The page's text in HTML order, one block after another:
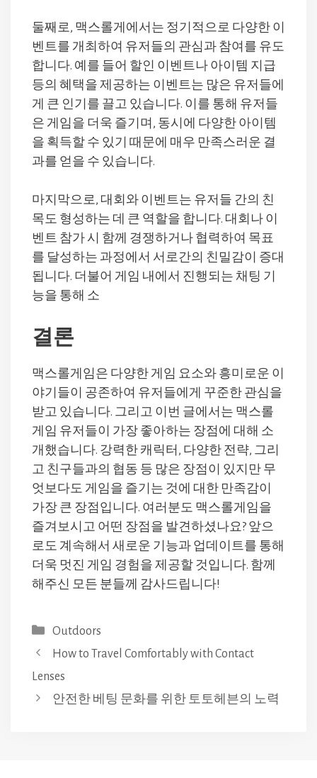
둘째로, 맥스롤게에서는 정기적으로 다양한 이
벤트를 개최하여 유저들의 관심과 참여를 유도
합니다. 예를 들어 할인 이벤트나 아이템 지급
등의 혜택을 제공하는 이벤트는 많은 유저들에
게 큰 인기를 끌고 있습니다. 이를 통해 유저들
은 게임을 더욱 즐기며, 동시에 다양한 아이템
을 획득할 수 있기 때문에 매우 만족스러운 결
과를 얻을 수 있습니다.
마지막으로, 대회와 이벤트는 유저들 간의 친
목도 형성하는 데 큰 역할을 합니다. 대회나 이
벤트 참가 시 함께 경쟁하거나 협력하여 목표
를 달성하는 과정에서 서로간의 친밀감이 증대
됩니다. 더불어 게임 내에서 진행되는 채팅 기
능을 통해 소
결론
맥스롤게임은 다양한 게임 요소와 흥미로운 이
야기들이 공존하여 유저들에게 꾸준한 관심을
받고 있습니다. 그리고 이번 글에서는 맥스롤
게임 유저들이 가장 좋아하는 장점에 대해 소
개했습니다. 강력한 캐릭터, 다양한 전략, 그리
고 친구들과의 협동 등 많은 장점이 있지만 무
엇보다도 게임을 즐기는 것에 대한 만족감이
가장 큰 장점입니다. 여러분도 맥스롤게임을
즐겨보시고 어떤 장점을 발견하셨나요? 앞으
로도 계속해서 새로운 기능과 업데이트를 통해
더욱 멋진 게임 경험을 제공할 것입니다. 함께
해주신 모든 분들께 감사드립니다!
Categories
Outdoors
How to Travel Comfortably with Contact
Lenses
안전한 베팅 문화를 위한 토토헤븐의 노력